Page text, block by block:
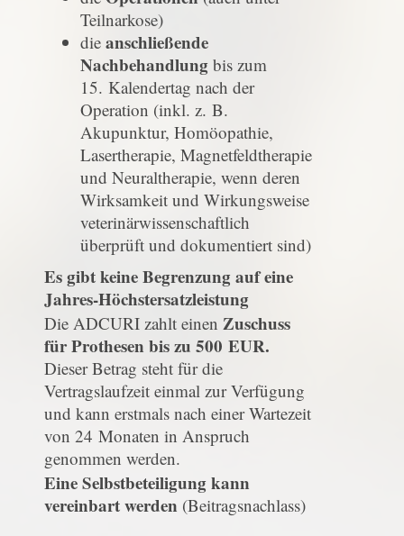
Teilnarkose)
die anschließende
Nachbehandlung bis zum
15. Kalendertag nach der
Operation (inkl. z. B.
Akupunktur, Homöopathie,
Lasertherapie, Magnetfeldtherapie
und Neuraltherapie, wenn deren
Wirksamkeit und Wirkungsweise
veterinärwissenschaftlich
überprüft und dokumentiert sind)
Es gibt keine Begrenzung auf eine
Jahres-Höchstersatzleistung
Die ADCURI zahlt einen Zuschuss
für Prothesen bis zu 500 EUR.
Dieser Betrag steht für die
Vertragslaufzeit einmal zur Verfügung
und kann erstmals nach einer Wartezeit
von 24 Monaten in Anspruch
genommen werden.
Eine Selbstbeteiligung kann
vereinbart werden (Beitragsnachlass)